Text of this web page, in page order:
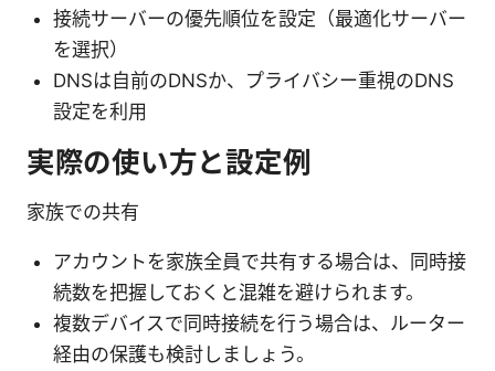
接続サーバーの優先順位を設定（最適化サーバー
を選択）
DNSは自前のDNSか、プライバシー重視のDNS
設定を利用
実際の使い方と設定例
家族での共有
アカウントを家族全員で共有する場合は、同時接
続数を把握しておくと混雑を避けられます。
複数デバイスで同時接続を行う場合は、ルーター
経由の保護も検討しましょう。